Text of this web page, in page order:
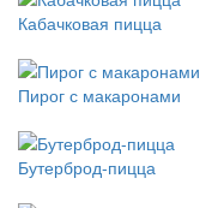
Кабачковая пицца
Пирог с макаронами
Бутерброд-пицца